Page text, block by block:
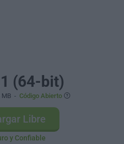
(64-bit)
MB - Código Abierto
Libre
y Confiable